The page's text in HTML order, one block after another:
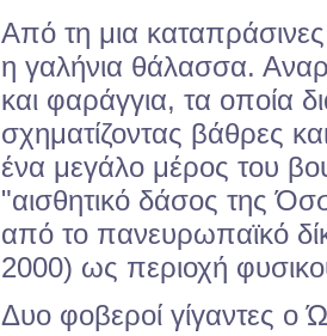
Από τη μια
η γαλήνια θάλασσα.
και φαράγγια, τα οποία
σχηματίζοντας βάθρες
ένα μεγάλο μέρος του
"αισθητικό δάσος της
από το πανευρωπαϊκό
2000) ως περιοχή
Δυο φοβεροί γίγαντες ο